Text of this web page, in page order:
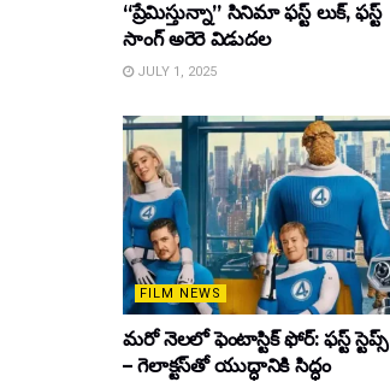
“ప్రేమిస్తున్నా” సినిమా ఫస్ట్ లుక్, ఫస్ట్
సాంగ్ అరెరె విడుదల
JULY 1, 2025
FILM NEWS
మరో నెలలో ఫెంటాస్టిక్ ఫోర్: ఫస్ట్ స్టెప్స్
– గెలాక్టస్‌తో యుద్ధానికి సిద్ధం